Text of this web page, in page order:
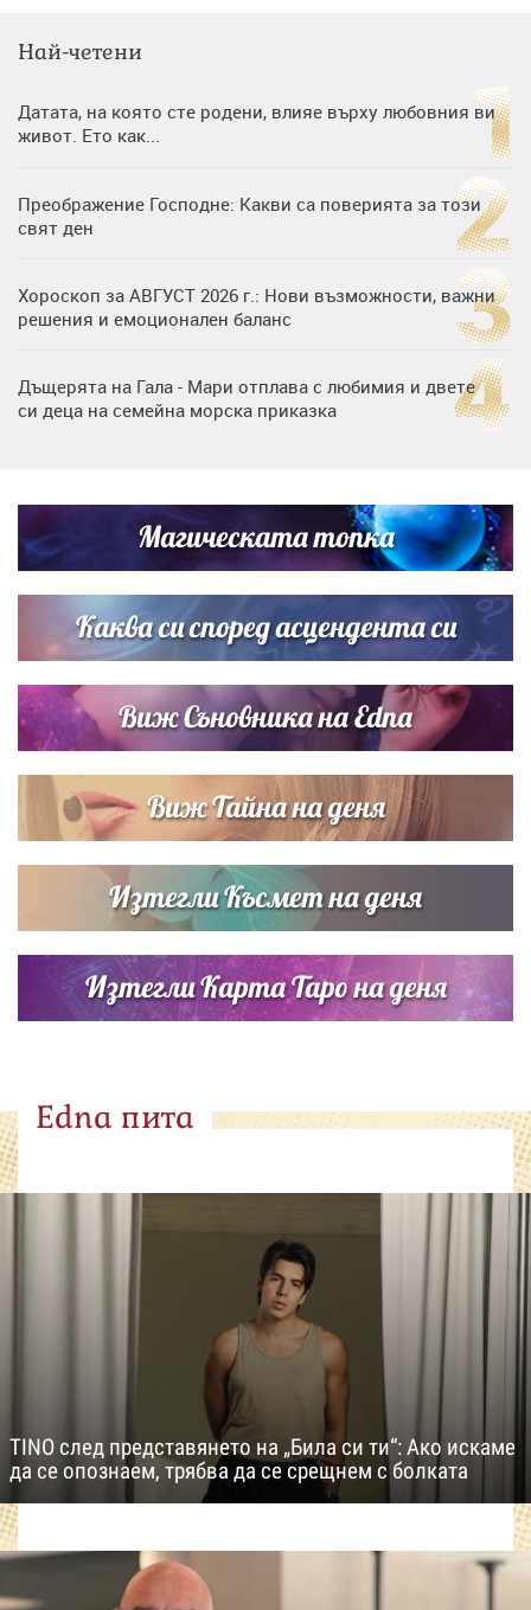
Най-четени
Датата, на която сте родени, влияе върху любовния ви
живот. Ето как...
Преображение Господне: Какви са поверията за този
свят ден
Хороскоп за АВГУСТ 2026 г.: Нови възможности, важни
решения и емоционален баланс
Дъщерята на Гала - Мари отплава с любимия и двете
си деца на семейна морска приказка
Братя Аргирови я изненадаха с песен
„Тук сме най-щастливи“: Радина Кърджилова и Пламен
Димов издадоха своето любимо място
Магическата топка
Каква си според асцендента си
Виж Съновника на Edna
Виж Тайна на деня
Изтегли Късмет на деня
Изтегли Карта Таро на деня
Edna пита
TINO след представянето на „Била си ти“: Ако искаме
да се опознаем, трябва да се срещнем с болката